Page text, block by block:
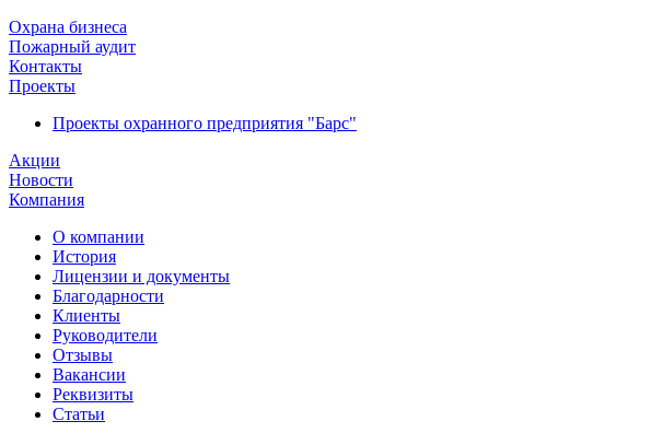
Охрана бизнеса
Пожарный аудит
Контакты
Проекты
Проекты охранного предприятия "Барс"
Акции
Новости
Компания
О компании
История
Лицензии и документы
Благодарности
Клиенты
Руководители
Отзывы
Вакансии
Реквизиты
Статьи